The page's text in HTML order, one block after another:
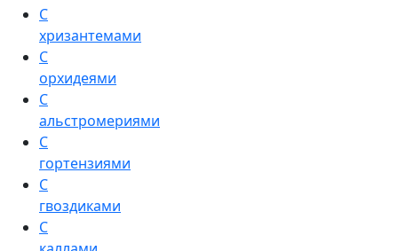
С
хризантемами
С
орхидеями
С
альстромериями
С
гортензиями
С
гвоздиками
С